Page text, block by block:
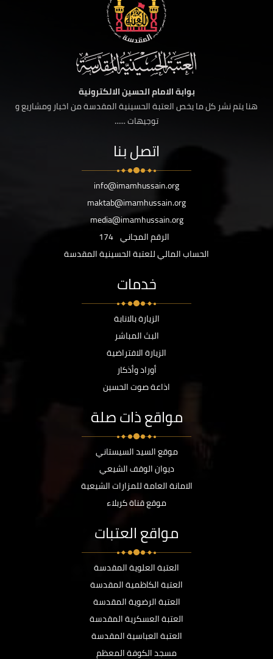
بوابة الامام الحسين الالكترونية
هنا يتم نشر كل ما يخص العتبة الحسينية المقدسة من اخبار ومشاريع و
توجيهات ......
اتصل بنا
info@imamhussain.org
maktab@imamhussain.org
media@imamhussain.org
الرقم المجاني 174
الحساب المالي للعتبة الحسينية المقدسة
خدمات
الزيارة بالانابة
البث المباشر
الزيارة الافتراضية
أوراد وأذكار
اذاعة صوت الحسين
مواقع ذات صلة
موقع السيد السيستاني
ديوان الوقف الشيعي
الامانة العامة للمزارات الشيعية
موقع قناة كربلاء
مواقع العتبات
العتبة العلوية المقدسة
العتبة الكاظمية المقدسة
العتبة الرضوية المقدسة
العتبة العسكرية المقدسة
العتبة العباسية المقدسة
مسجد الكوفة المعظم